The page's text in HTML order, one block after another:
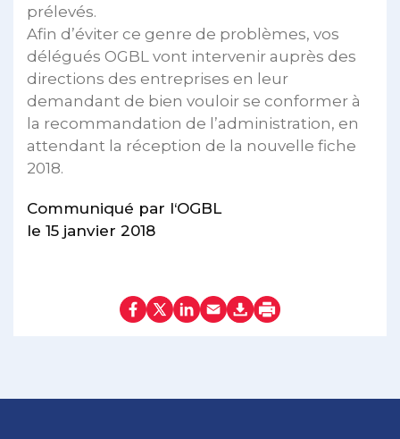
prélevés.
Afin d’éviter ce genre de problèmes, vos
délégués OGBL vont intervenir auprès des
directions des entreprises en leur
demandant de bien vouloir se conformer à
la recommandation de l’administration, en
attendant la réception de la nouvelle fiche
2018.
Communiqué par l‘OGBL
le 15 janvier 2018